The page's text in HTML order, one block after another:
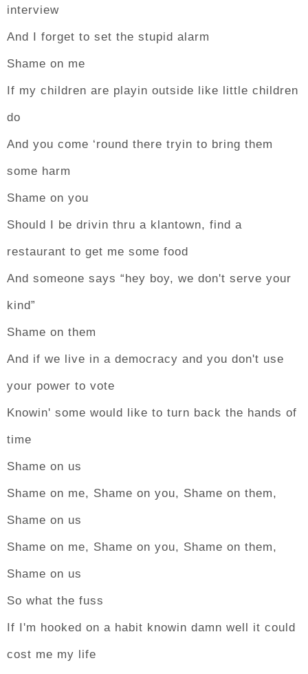
interview
And I forget to set the stupid alarm
Shame on me
If my children are playin outside like little children
do
And you come ‘round there tryin to bring them
some harm
Shame on you
Should I be drivin thru a klantown, find a
restaurant to get me some food
And someone says “hey boy, we don't serve your
kind”
Shame on them
And if we live in a democracy and you don't use
your power to vote
Knowin' some would like to turn back the hands of
time
Shame on us
Shame on me, Shame on you, Shame on them,
Shame on us
Shame on me, Shame on you, Shame on them,
Shame on us
So what the fuss
If I'm hooked on a habit knowin damn well it could
cost me my life